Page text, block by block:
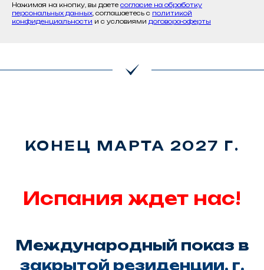
Нажимая на кнопку, вы даете согласие на обработку
персональных данных , соглашаетесь c политикой
конфиденциальности и с условиями договора-оферты
КОНЕЦ МАРТА 2027 Г.
Испания ждет нас!
Международный показ в
закрытой резиденции. г.